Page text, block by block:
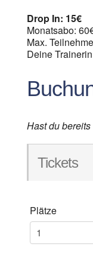
Drop In: 15€
Monatsabo:
Max.
Deine
Hast du
Tickets
Plätze